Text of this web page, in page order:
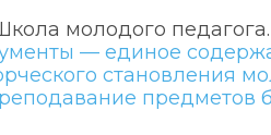
молодого
— единое
становления
предметов